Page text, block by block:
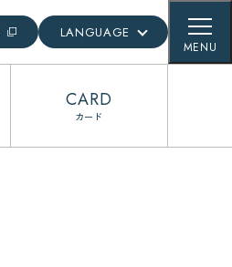
LANGUAGE
English
日本語
MENU
CARD
カード